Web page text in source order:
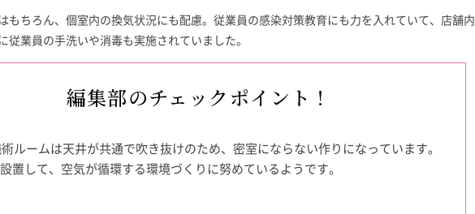
もちろん、個室内の換気状況にも配慮。従業員の感染対策教育にも力を入れていて、店舗内
従業員の手洗いや消毒も実施されていました。
編集部のチェックポイント！
ルームは天井が共通で吹き抜けのため、密室にならない作りになっています。
置して、空気が循環する環境づくりに努めているようです。